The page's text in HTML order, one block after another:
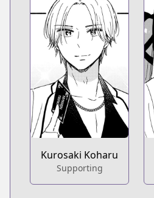
Kurosaki Koharu
Supporting